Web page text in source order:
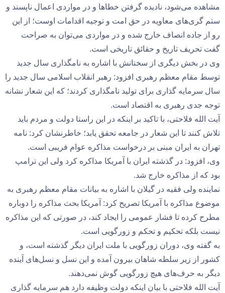
مشاهده می‌شود، نادیده گرفتن خطا‌ها و در مواردی اعمال ناپسند و
ستم گری‌های معاویه در حق امت و توجیه اقدامات اوست؛ از این
رو از جاده انصاف خارج شده و در مواردی می‌توان به صراحت
گفت تحریف تاریخ و حقائق تاریخی است.
وی در بخش دیگری از سخنانش با اشاره به نامگذاری سال جدید
توسط مقام معظم رهبری افزود: رهبر انقلاب اسلامی سال جدید را
سال سرمایه گذاری برای تولید نامگذاری کردند؛ که این شعار نشانه
توجه جدی رهبری به اقتصاد است.
آیت الله فلاحتی، با تاکید بر اینکه در این راستا دولت و مردم باید
تلاش کنند تا این شعار در جامعه تحقق یابد؛ خاطرنشان کرد: نامه
تهران به ایران مبنی بر درخواست مذاکره عوام فریبی است.
وی، افزود: در گذشته ایران با آمریکا مذاکره کرد ولی این ترامپ
بود که از مذاکره خارج شد.
نماینده ولی فقیه در گیلان با اشاره به بیانات مقام معظم رهبری به
موضوع مذاکره با آمریکا تصریح کرد: آمریکا بحث مذاکره را دوباره
مطرح کرده تا فشار عمومی را ایجاد کند، در صورتی که این مذاکره
نیست بلکه تحکیم و تحکم و زورگویی است.
به گفته وی، دوران زورگویی با ملت ایران دیگر گذشته است، و
کشور از زیر سلطه شاهان بیرون آمده و این نسل و نسل‌های آینده
دیگر به حرف‌های هیچ زورگویی گوش نمی‌دهند.
آیت الله فلاحتی با بیان اینکه دولت وظیفه دارد هم سرمایه گذاری